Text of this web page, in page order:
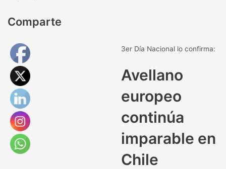
Comparte
3er Día Nacional lo confirma:
Avellano
europeo
continúa
imparable en
Chile